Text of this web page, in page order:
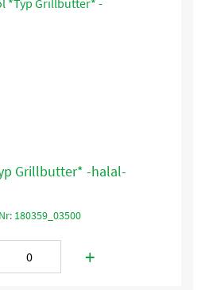
Grillbutter* -halal-
180359_03500
+